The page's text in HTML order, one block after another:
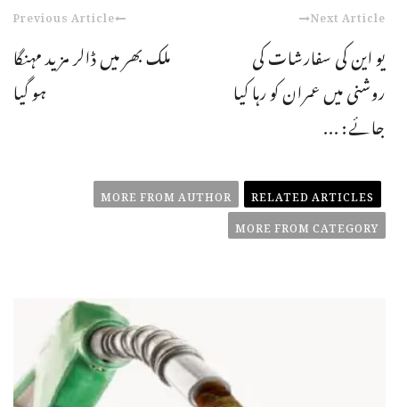
Previous Article
ملک بھر میں ڈالر مزید مہنگا
ہو گیا
Next Article
یو این کی سفارشات کی
روشنی میں عمران کو رہا کیا
جائے: ...
RELATED ARTICLES
MORE FROM AUTHOR
MORE FROM CATEGORY